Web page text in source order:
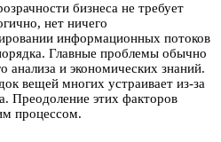
бизнеса не требует
нет ничего
информационных потоков
Главные проблемы обычно
анализа и экономических знаний.
вещей многих устраивает из-за
Преодоление этих факторов
процессом.